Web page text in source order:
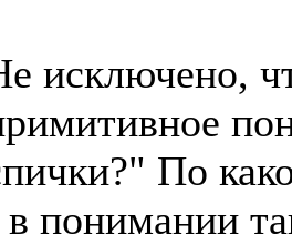
исключено,
По
понимании